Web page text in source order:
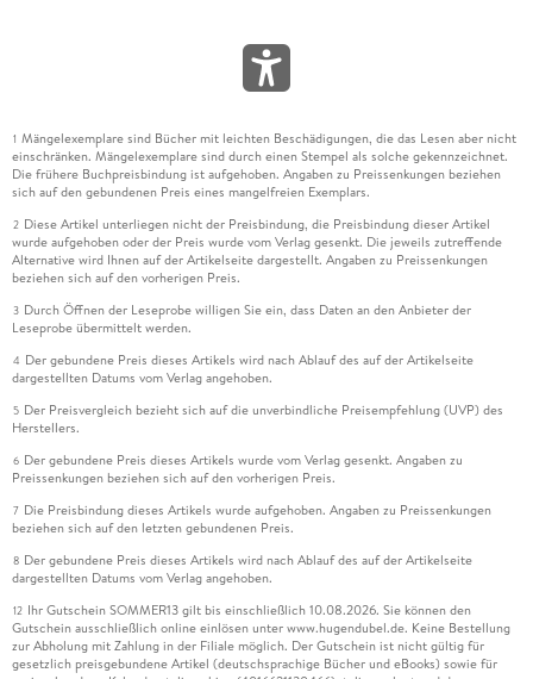
1 Mängelexemplare sind Bücher mit leichten Beschädigungen, die das Lesen aber nicht
einschränken. Mängelexemplare sind durch einen Stempel als solche gekennzeichnet.
Die frühere Buchpreisbindung ist aufgehoben. Angaben zu Preissenkungen beziehen
sich auf den gebundenen Preis eines mangelfreien Exemplars.
2 Diese Artikel unterliegen nicht der Preisbindung, die Preisbindung dieser Artikel
wurde aufgehoben oder der Preis wurde vom Verlag gesenkt. Die jeweils zutreffende
Alternative wird Ihnen auf der Artikelseite dargestellt. Angaben zu Preissenkungen
beziehen sich auf den vorherigen Preis.
3 Durch Öffnen der Leseprobe willigen Sie ein, dass Daten an den Anbieter der
Leseprobe übermittelt werden.
4 Der gebundene Preis dieses Artikels wird nach Ablauf des auf der Artikelseite
dargestellten Datums vom Verlag angehoben.
5 Der Preisvergleich bezieht sich auf die unverbindliche Preisempfehlung (UVP) des
Herstellers.
6 Der gebundene Preis dieses Artikels wurde vom Verlag gesenkt. Angaben zu
Preissenkungen beziehen sich auf den vorherigen Preis.
7 Die Preisbindung dieses Artikels wurde aufgehoben. Angaben zu Preissenkungen
beziehen sich auf den letzten gebundenen Preis.
8 Der gebundene Preis dieses Artikels wird nach Ablauf des auf der Artikelseite
dargestellten Datums vom Verlag angehoben.
12 Ihr Gutschein SOMMER13 gilt bis einschließlich 10.08.2026. Sie können den
Gutschein ausschließlich online einlösen unter www.hugendubel.de. Keine Bestellung
zur Abholung mit Zahlung in der Filiale möglich. Der Gutschein ist nicht gültig für
gesetzlich preisgebundene Artikel (deutschsprachige Bücher und eBooks) sowie für